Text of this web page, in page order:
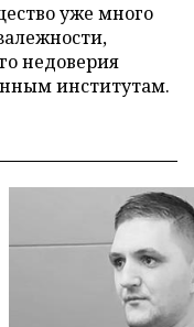
уже много
недоверия
институтам.